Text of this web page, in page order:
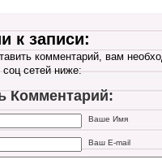
к записи:
комментарий, вам
соц сетей ниже:
Комментарий:
Ваше Имя
Ваш E-mail